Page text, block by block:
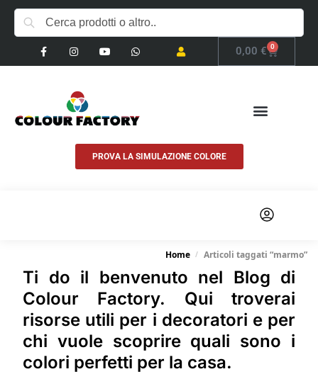
0,00 € 0
PROVA LA SIMULAZIONE COLORE
Home / Articoli taggati “marmo”
Ti do il benvenuto nel Blog di
Colour Factory. Qui troverai
risorse utili per i decoratori e per
chi vuole scoprire quali sono i
colori perfetti per la casa.